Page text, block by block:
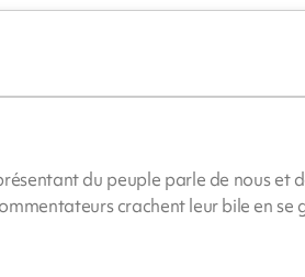
du peuple parle de nous et
crachent leur bile en se